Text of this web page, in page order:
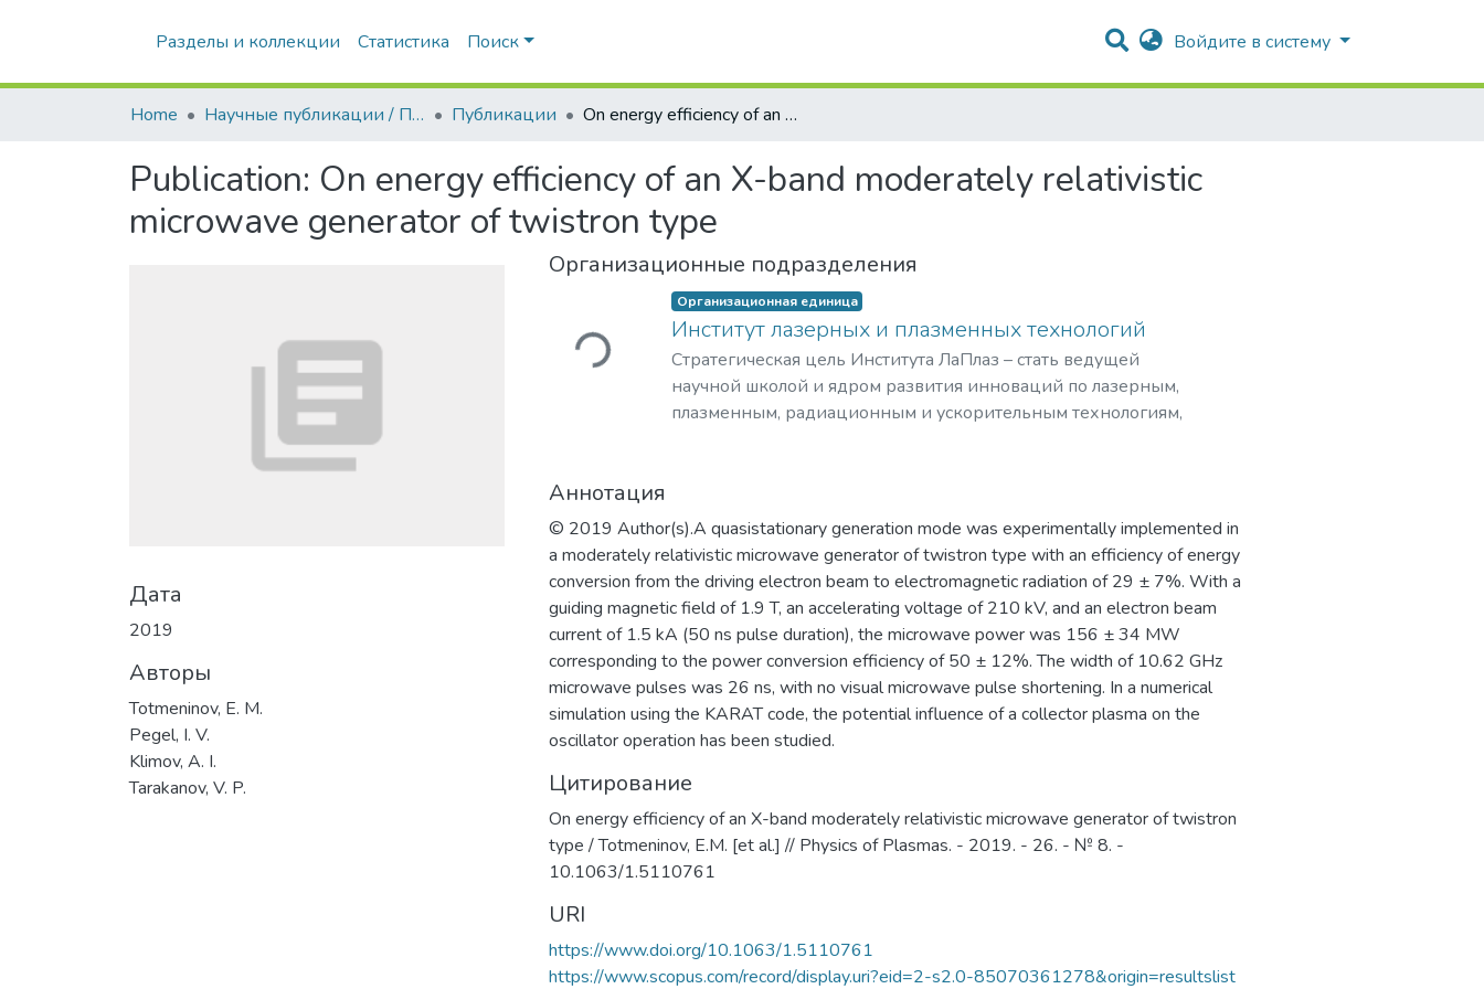
Разделы и коллекции Статистика Поиск Войдите в систему
Home Научные публикации / Препринты Публикации On energy efficiency of an X-band moderately relativistic microwave generator of twistron type
Publication: On energy efficiency of an X-band moderately relativistic
microwave generator of twistron type
Дата
2019
Авторы
Totmeninov, E. M.
Pegel, I. V.
Klimov, A. I.
Tarakanov, V. P.
Организационные подразделения
Загружается... Организационная единица
Институт лазерных и плазменных технологий
Стратегическая цель Института ЛаПлаз – стать ведущей
научной школой и ядром развития инноваций по лазерным,
плазменным, радиационным и ускорительным технологиям,
Аннотация
© 2019 Author(s).A quasistationary generation mode was experimentally implemented in
a moderately relativistic microwave generator of twistron type with an efficiency of energy
conversion from the driving electron beam to electromagnetic radiation of 29 ± 7%. With a
guiding magnetic field of 1.9 T, an accelerating voltage of 210 kV, and an electron beam
current of 1.5 kA (50 ns pulse duration), the microwave power was 156 ± 34 MW
corresponding to the power conversion efficiency of 50 ± 12%. The width of 10.62 GHz
microwave pulses was 26 ns, with no visual microwave pulse shortening. In a numerical
simulation using the KARAT code, the potential influence of a collector plasma on the
oscillator operation has been studied.
Цитирование
On energy efficiency of an X-band moderately relativistic microwave generator of twistron
type / Totmeninov, E.M. [et al.] // Physics of Plasmas. - 2019. - 26. - № 8. -
10.1063/1.5110761
URI
https://www.doi.org/10.1063/1.5110761
https://www.scopus.com/record/display.uri?eid=2-s2.0-85070361278&origin=resultslist